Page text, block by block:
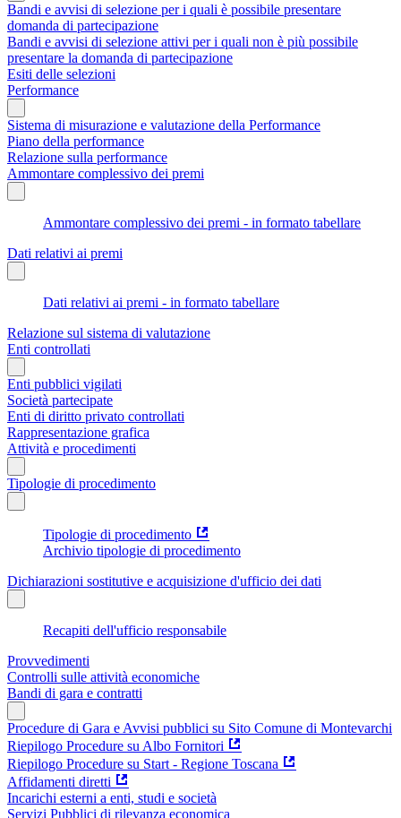
Bandi e avvisi di selezione per i quali è possibile presentare
domanda di partecipazione
Bandi e avvisi di selezione attivi per i quali non è più possibile
presentare la domanda di partecipazione
Esiti delle selezioni
Performance
Sistema di misurazione e valutazione della Performance
Piano della performance
Relazione sulla performance
Ammontare complessivo dei premi
Ammontare complessivo dei premi - in formato tabellare
Dati relativi ai premi
Dati relativi ai premi - in formato tabellare
Relazione sul sistema di valutazione
Enti controllati
Enti pubblici vigilati
Società partecipate
Enti di diritto privato controllati
Rappresentazione grafica
Attività e procedimenti
Tipologie di procedimento
Tipologie di procedimento
Archivio tipologie di procedimento
Dichiarazioni sostitutive e acquisizione d'ufficio dei dati
Recapiti dell'ufficio responsabile
Provvedimenti
Controlli sulle attività economiche
Bandi di gara e contratti
Procedure di Gara e Avvisi pubblici su Sito Comune di Montevarchi
Riepilogo Procedure su Albo Fornitori
Riepilogo Procedure su Start - Regione Toscana
Affidamenti diretti
Incarichi esterni a enti, studi e società
Servizi Pubblici di rilevanza economica